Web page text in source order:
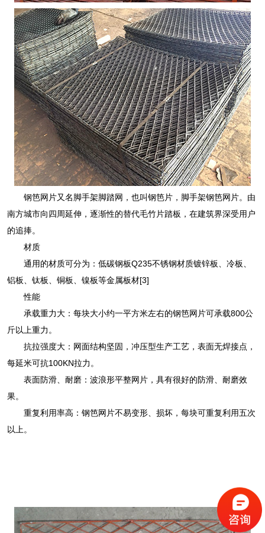
钢笆网片又名脚手架脚踏网，也叫钢笆片，脚手架钢笆网片。由
南方城市向四周延伸，逐渐性的替代毛竹片踏板，在建筑界深受用户
的追捧。
材质
通用的材质可分为：低碳钢板Q235不锈钢材质镀锌板、冷板、
铝板、钛板、铜板、镍板等金属板材[3]
性能
承载重力大：每块大小约一平方米左右的钢笆网片可承载800公
斤以上重力。
抗拉强度大：网面结构坚固，冲压型生产工艺，表面无焊接点，
每延米可抗100KN拉力。
表面防滑、耐磨：波浪形平整网片，具有很好的防滑、耐磨效
果。
重复利用率高：钢笆网片不易变形、损坏，每块可重复利用五次
以上。